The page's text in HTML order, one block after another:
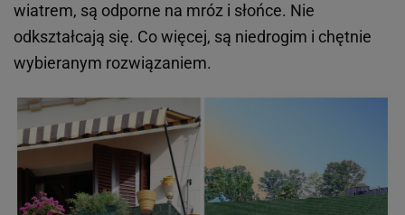
wiatrem, są odporne na mróz i słońce. Nie
odkształcają się. Co więcej, są niedrogim i chętnie
wybieranym rozwiązaniem.